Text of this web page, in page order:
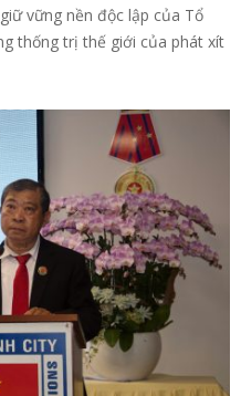
vững nền độc lập của Tổ
thống trị thế giới của phát xít